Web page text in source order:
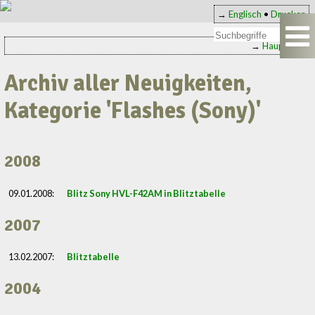
→ Englisch • Drucken
→ Hauptseite
Archiv aller Neuigkeiten,
Kategorie 'Flashes (Sony)'
2008
09.01.2008: Blitz Sony HVL-F42AM in Blitztabelle
2007
13.02.2007: Blitztabelle
2004